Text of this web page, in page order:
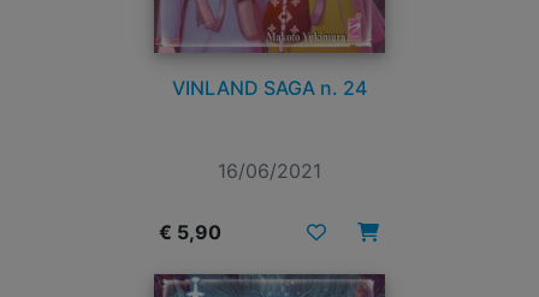
VINLAND SAGA n. 24
16/06/2021
€ 5,90